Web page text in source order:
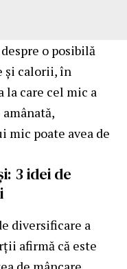
o posibilă
și calorii, în
care cel mic a
mic poate avea de
3 idei de
diversificare a
afirmă că este